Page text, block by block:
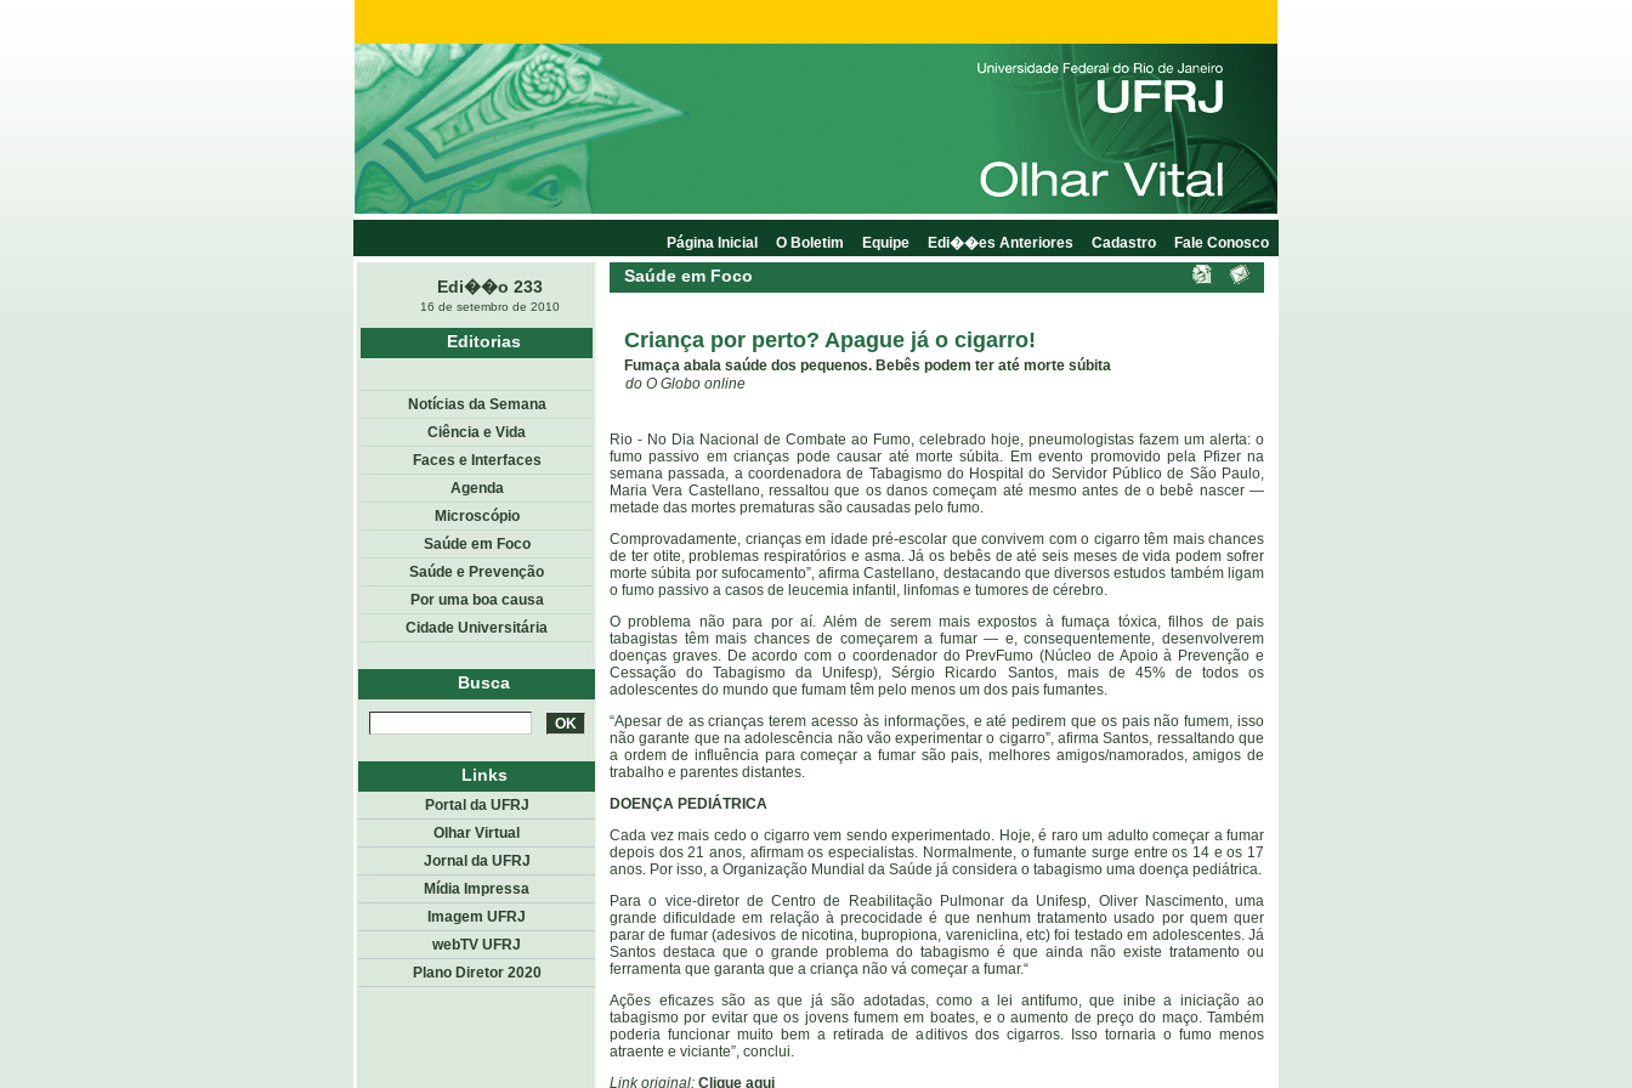
Edi��o 233
16 de setembro de 2010
Saúde em Foco
Criança por perto? Apague já o cigarro!
Fumaça abala saúde dos pequenos. Bebês podem ter até morte súbita
do O Globo online
Rio - No Dia Nacional de Combate ao Fumo, celebrado hoje, pneumologistas fazem um alerta: o
fumo passivo em crianças pode causar até morte súbita. Em evento promovido pela Pfizer na
semana passada, a coordenadora de Tabagismo do Hospital do Servidor Público de São Paulo,
Maria Vera Castellano, ressaltou que os danos começam até mesmo antes de o bebê nascer —
metade das mortes prematuras são causadas pelo fumo.
Comprovadamente, crianças em idade pré-escolar que convivem com o cigarro têm mais chances
de ter otite, problemas respiratórios e asma. Já os bebês de até seis meses de vida podem sofrer
morte súbita por sufocamento”, afirma Castellano, destacando que diversos estudos também ligam
o fumo passivo a casos de leucemia infantil, linfomas e tumores de cérebro.
O problema não para por aí. Além de serem mais expostos à fumaça tóxica, filhos de pais
tabagistas têm mais chances de começarem a fumar — e, consequentemente, desenvolverem
doenças graves. De acordo com o coordenador do PrevFumo (Núcleo de Apoio à Prevenção e
Cessação do Tabagismo da Unifesp), Sérgio Ricardo Santos, mais de 45% de todos os
adolescentes do mundo que fumam têm pelo menos um dos pais fumantes.
“Apesar de as crianças terem acesso às informações, e até pedirem que os pais não fumem, isso
não garante que na adolescência não vão experimentar o cigarro”, afirma Santos, ressaltando que
a ordem de influência para começar a fumar são pais, melhores amigos/namorados, amigos de
trabalho e parentes distantes.
DOENÇA PEDIÁTRICA
Cada vez mais cedo o cigarro vem sendo experimentado. Hoje, é raro um adulto começar a fumar
depois dos 21 anos, afirmam os especialistas. Normalmente, o fumante surge entre os 14 e os 17
anos. Por isso, a Organização Mundial da Saúde já considera o tabagismo uma doença pediátrica.
Para o vice-diretor de Centro de Reabilitação Pulmonar da Unifesp, Oliver Nascimento, uma
grande dificuldade em relação à precocidade é que nenhum tratamento usado por quem quer
parar de fumar (adesivos de nicotina, bupropiona, vareniclina, etc) foi testado em adolescentes. Já
Santos destaca que o grande problema do tabagismo é que ainda não existe tratamento ou
ferramenta que garanta que a criança não vá começar a fumar.“
Ações eficazes são as que já são adotadas, como a lei antifumo, que inibe a iniciação ao
tabagismo por evitar que os jovens fumem em boates, e o aumento de preço do maço. Também
poderia funcionar muito bem a retirada de aditivos dos cigarros. Isso tornaria o fumo menos
atraente e viciante”, conclui.
Link original: Clique aqui
Editorias
Notícias da Semana
Ciência e Vida
Faces e Interfaces
Agenda
Microscópio
Saúde em Foco
Saúde e Prevenção
Por uma boa causa
Cidade Universitária
Busca
Página Inicial O Boletim Equipe Edi��es Anteriores Cadastro Fale Conosco
Links
Portal da UFRJ
Olhar Virtual
Jornal da UFRJ
Mídia Impressa
Imagem UFRJ
webTV UFRJ
Plano Diretor 2020